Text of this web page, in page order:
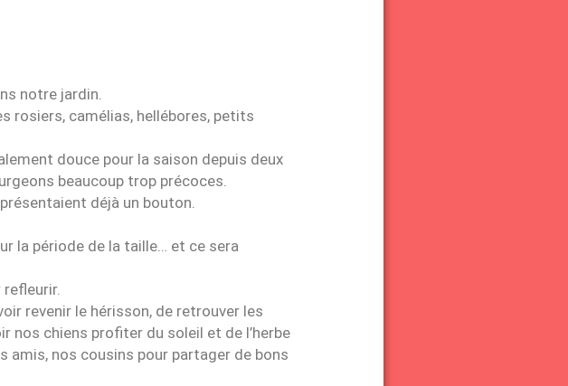
notre jardin.
rosiers, camélias, hellébores, petits
douce pour la saison depuis deux
beaucoup trop précoces.
déjà un bouton.
la période de la taille… et ce sera
refleurir.
revenir le hérisson, de retrouver les
nos chiens profiter du soleil et de l’herbe
amis, nos cousins pour partager de bons